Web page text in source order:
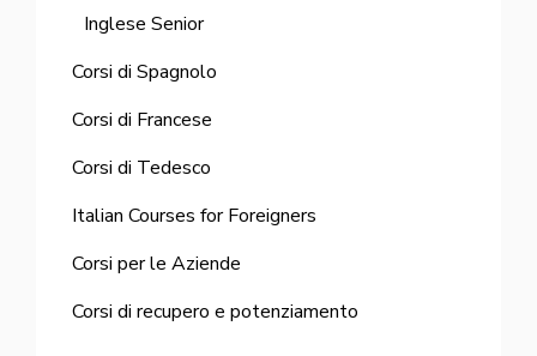
Inglese Senior
Corsi di Spagnolo
Corsi di Francese
Corsi di Tedesco
Italian Courses for Foreigners
Corsi per le Aziende
Corsi di recupero e potenziamento